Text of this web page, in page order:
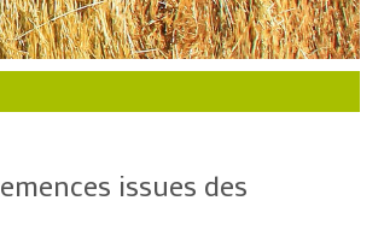
issues des